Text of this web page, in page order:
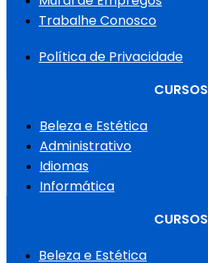
Trabalhe Conosco
Política de Privacidade
CURSOS
Beleza e Estética
Administrativo
Idiomas
Informática
CURSOS
Beleza e Estética